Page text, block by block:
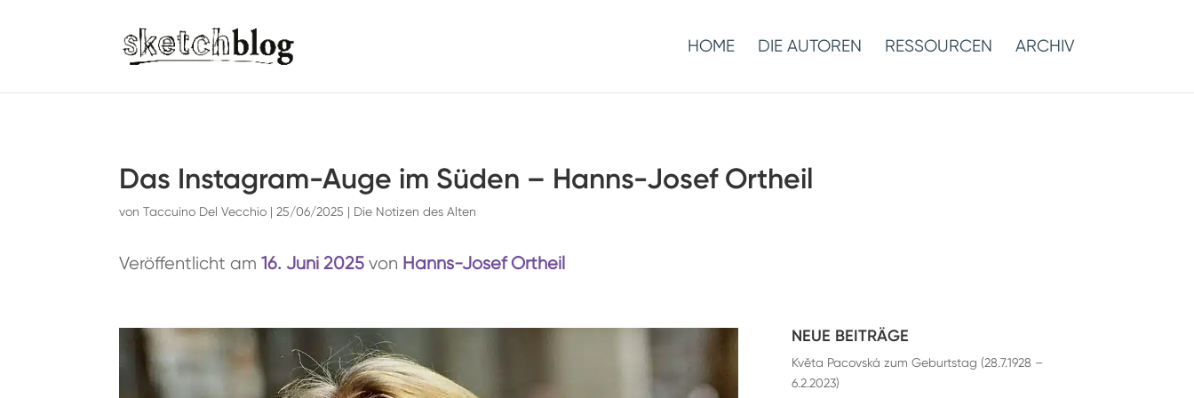
HOME DIE AUTOREN RESSOURCEN ARCHIV
Das Instagram-Auge im Süden – Hanns-Josef Ortheil
vonTaccuino Del Vecchio | 25/06/2025 | Die Notizen des Alten
Veröffentlicht am16. Juni 2025 von Hanns-Josef Ortheil
NEUE BEITRÄGE
Květa Pacovská zum Geburtstag (28.7.1928 –
6.2.2023)